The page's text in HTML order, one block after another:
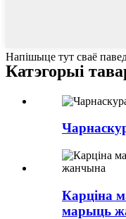
Напішыце тут сваё
Катэгорыі
Карціна
марыць